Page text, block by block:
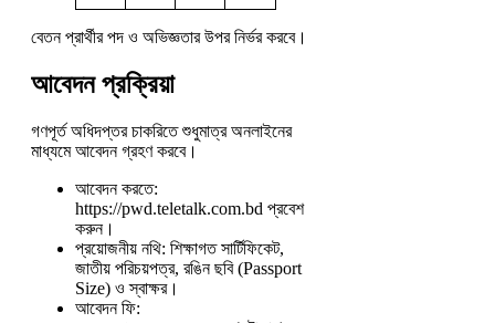
বেতন প্রার্থীর পদ ও অভিজ্ঞতার উপর নির্ভর করবে।
আবেদন প্রক্রিয়া
গণপূর্ত অধিদপ্তর চাকরিতে শুধুমাত্র অনলাইনের
মাধ্যমে আবেদন গ্রহণ করবে।
আবেদন করতে:
https://pwd.teletalk.com.bd প্রবেশ
করুন।
প্রয়োজনীয় নথি: শিক্ষাগত সার্টিফিকেট,
জাতীয় পরিচয়পত্র, রঙিন ছবি (Passport
Size) ও স্বাক্ষর।
আবেদন ফি: